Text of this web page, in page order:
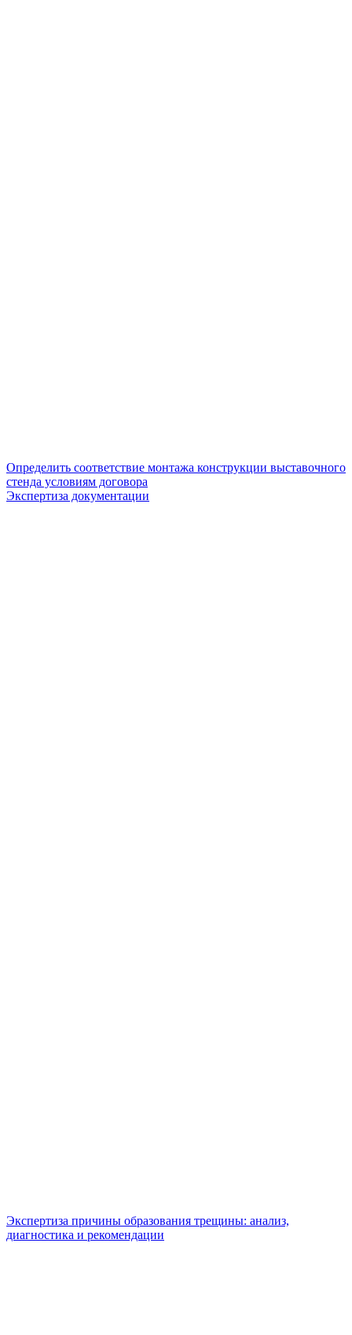
Определить соответствие монтажа конструкции выставочного
стенда условиям договора
Экспертиза документации
Экспертиза причины образования трещины: анализ,
диагностика и рекомендации